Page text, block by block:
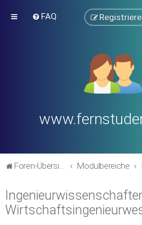
FAQ
Foren-Übersicht Modulbereiche